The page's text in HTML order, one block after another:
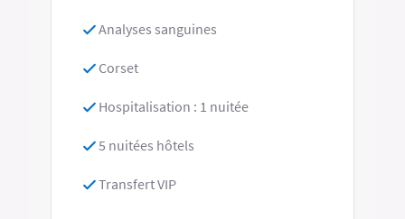
Analyses sanguines
Corset
Hospitalisation : 1 nuitée
5 nuitées hôtels
Transfert VIP